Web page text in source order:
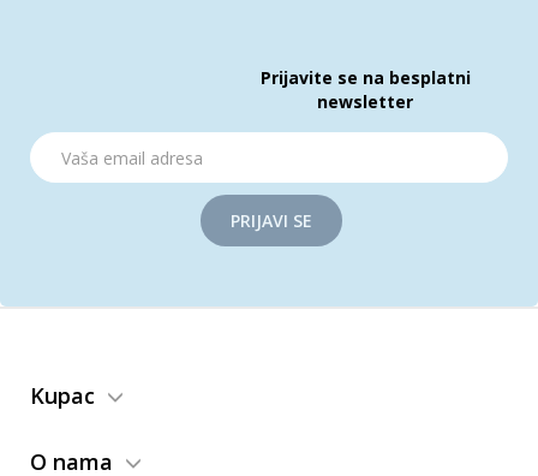
Prijavite se na besplatni
newsletter
PRIJAVI SE
Kupac
O nama